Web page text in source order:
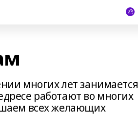
многих лет занимается
работают во многих
всех желающих